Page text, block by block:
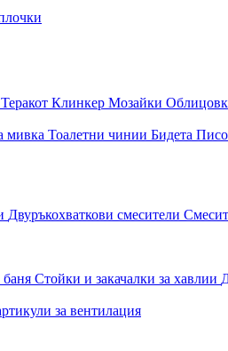
Теракот Клинкер Мозайки
мивка Тоалетни чинии Бидета
Двуръкохваткови смесители
Стойки и закачалки за хавлии
за вентилация